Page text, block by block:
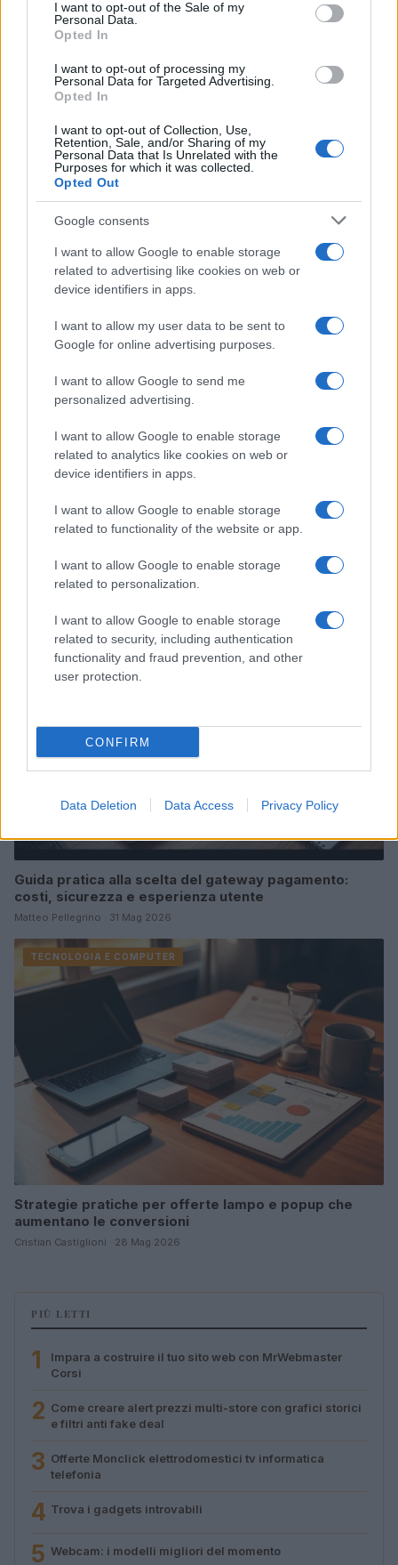
I want to opt-out of the Sale of my
Personal Data.
Opted In
I want to opt-out of processing my
Personal Data for Targeted Advertising.
Opted In
I want to opt-out of Collection, Use,
Retention, Sale, and/or Sharing of my
Personal Data that Is Unrelated with the
Purposes for which it was collected.
Opted Out
Google consents
I want to allow Google to enable storage
related to advertising like cookies on web or
device identifiers in apps.
I want to allow my user data to be sent to
Google for online advertising purposes.
I want to allow Google to send me
personalized advertising.
I want to allow Google to enable storage
related to analytics like cookies on web or
device identifiers in apps.
I want to allow Google to enable storage
related to functionality of the website or app.
I want to allow Google to enable storage
related to personalization.
I want to allow Google to enable storage
related to security, including authentication
functionality and fraud prevention, and other
user protection.
CONFIRM
Data Deletion Data Access Privacy Policy
Continua a leggere
Come creare alert prezzi multi-store con grafici
storici e filtri anti fake deal
Staff · 13 Giu 2026
Guida pratica alla scelta del gateway pagamento:
costi, sicurezza e esperienza utente
Matteo Pellegrino · 31 Mag 2026
TECNOLOGIA E COMPUTER
Strategie pratiche per offerte lampo e popup che
aumentano le conversioni
Cristian Castiglioni · 28 Mag 2026
PIÙ LETTI
1
Impara a costruire il tuo sito web con MrWebmaster
Corsi
2 Come creare alert prezzi multi-store con grafici storici
e filtri anti fake deal
3 Offerte Monclick elettrodomestici tv informatica
telefonia
4 Trova i gadgets introvabili
5 Webcam: i modelli migliori del momento